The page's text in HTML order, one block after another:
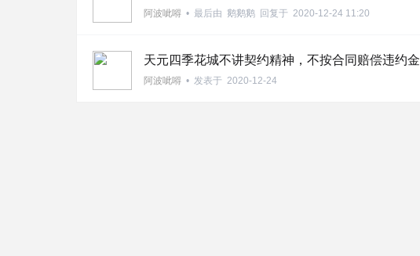
阿波呲嘚 • 最后由 鹅鹅鹅 回复于 2020-12-24 11:20
天元四季花城不讲契约精神，不按合同赔偿违约金
阿波呲嘚 • 发表于 2020-12-24